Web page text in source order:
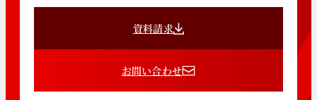
資料請求
お問い合わせ